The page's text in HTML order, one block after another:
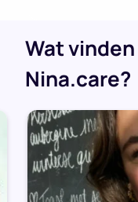
Wat
Nina.care?